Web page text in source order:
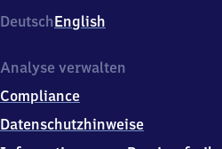
Süd,
Horlecke
5
7
0
DeutschEnglish
Analyse verwalten
Compliance
Datenschutzhinweise